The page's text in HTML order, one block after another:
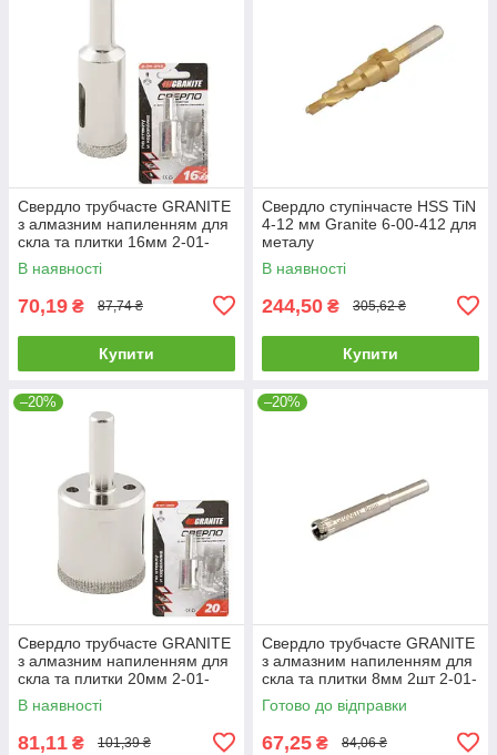
Свердло трубчасте GRANITE
з алмазним напиленням для
скла та плитки 16мм 2-01-
216 |Сверло трубчатое
GRANITE с алмазным
В наявності
70,19 ₴ 87,74 ₴
Купити
Свердло ступінчасте HSS TiN
4-12 мм Granite 6-00-412 для
металу
В наявності
244,50 ₴ 305,62 ₴
Купити
–20%
Свердло трубчасте GRANITE
з алмазним напиленням для
скла та плитки 20мм 2-01-
220 |Сверло трубчатое
GRANITE с алмазным
В наявності
81,11 ₴ 101,39 ₴
–20%
Свердло трубчасте GRANITE
з алмазним напиленням для
скла та плитки 8мм 2шт 2-01-
208 |Сверло трубчатое
GRANITE с алмазным
Готово до відправки
67,25 ₴ 84,06 ₴